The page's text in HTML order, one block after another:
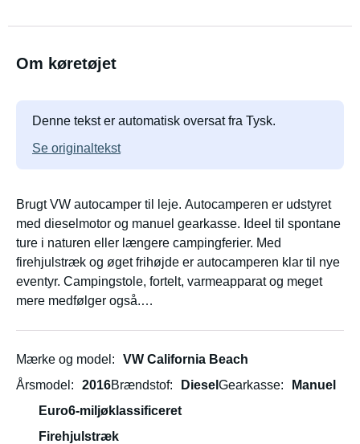
Om køretøjet
Denne tekst er automatisk oversat fra Tysk.
Se originaltekst
Brugt VW autocamper til leje. Autocamperen er udstyret
med dieselmotor og manuel gearkasse. Ideel til spontane
ture i naturen eller længere campingferier. Med
firehjulstræk og øget frihøjde er autocamperen klar til nye
eventyr. Campingstole, fortelt, varmeapparat og meget
mere medfølger også.
Udstyret med et 2500 kg anhængertræk.
Mærke og model
VW California Beach
Årsmodel
2016Brændstof Diesel Gearkasse
Manuel
Euro6-miljøklassificeret
Firehjulstræk